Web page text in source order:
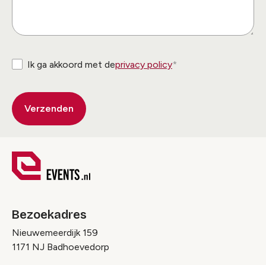
Ik ga akkoord met deprivacy policy
Bezoekadres
Nieuwemeerdijk 159
1171 NJ Badhoevedorp